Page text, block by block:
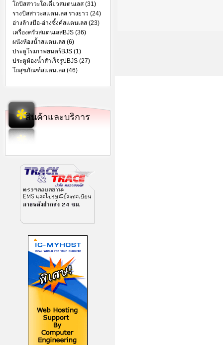
โถปัสสาวะโถเดี่ยวสแตนเลส (31)
รางปัสสาวะสแตนเลส รางยาว (24)
อ่างล้างมือ-อ่างซิ้งค์สแตนเลส (23)
เครื่องครัวสแตนเลสBJS (36)
ผนังห้องน้ำสแตนเลส (6)
ประตูโรงภาพยนตร์BJS (1)
ประตูห้องน้ำสำเร็จรูปBJS (27)
โถสุขภัณฑ์สแตนเลส (46)
สินค้าและบริการ